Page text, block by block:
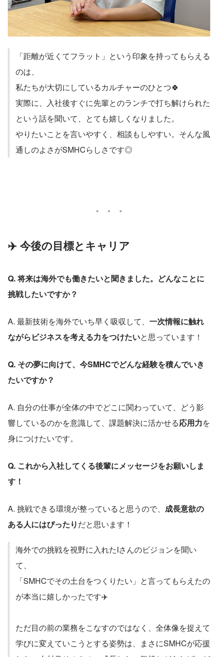
「距離が近くてフラット」という印象を持ってもらえる
のは、
私たちが大切にしているカルチャーのひとつ🍀
実際に、入社後すぐに先輩とのランチで打ち解けられた
という話を聞いて、とても嬉しくなりました。
やりたいことを言いやすく、相談もしやすい。そんな風
通しのよさがSMHCらしさです◎
✈️ 今後の目標とキャリア
Q. 将来は海外でも働きたいと聞きました。どんなことに
挑戦したいですか？
A. 最新技術を海外でいち早く吸収して、 一次情報に触れ
ながらビジネスを考える力をつけたいと思っています！
Q. その夢に向けて、今SMHCでどんな経験を積んでいき
たいですか？
A. 自分の仕事が全体の中でどこに関わっていて、どう影
響しているのかを意識して、課題解決に活かせる応用力を
身につけたいです。
Q. これから入社してくる後輩にメッセージをお願いしま
す！
A. 挑戦できる環境が整っていると思うので、 成長意欲の
ある人にはぴったりだと思います！
海外での挑戦を視野に入れたIさんのビジョンを聞い
て、
「SMHCでその土台をつくりたい」と言ってもらえたの
が本当に嬉しかったです✈️
ただ目の前の業務をこなすのではなく、全体像を捉えて
学びに変えていこうとする姿勢は、まさにSMHCが応援